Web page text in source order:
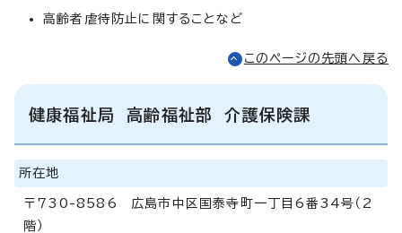
高齢者虐待防止に関することなど
このページの先頭へ戻る
健康福祉局 高齢福祉部 介護保険課
所在地
〒730-8586 広島市中区国泰寺町一丁目6番34号（2
階）